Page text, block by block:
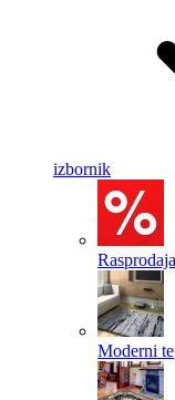
izbornik
Moderni